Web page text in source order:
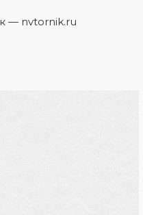
— nvtornik.ru